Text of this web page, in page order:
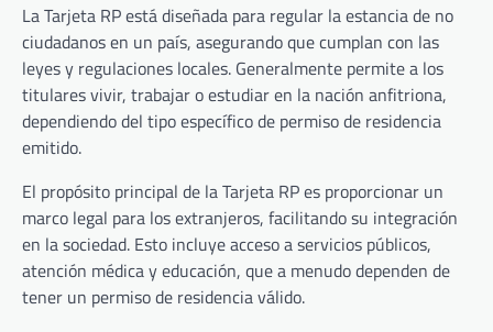
La Tarjeta RP está diseñada para regular la estancia de no
ciudadanos en un país, asegurando que cumplan con las
leyes y regulaciones locales. Generalmente permite a los
titulares vivir, trabajar o estudiar en la nación anfitriona,
dependiendo del tipo específico de permiso de residencia
emitido.
El propósito principal de la Tarjeta RP es proporcionar un
marco legal para los extranjeros, facilitando su integración
en la sociedad. Esto incluye acceso a servicios públicos,
atención médica y educación, que a menudo dependen de
tener un permiso de residencia válido.